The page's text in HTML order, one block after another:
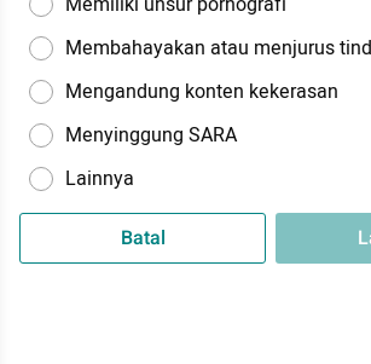
Membahayakan atau menjurus
Mengandung konten kekerasan
Menyinggung SARA
Lainnya
Batal